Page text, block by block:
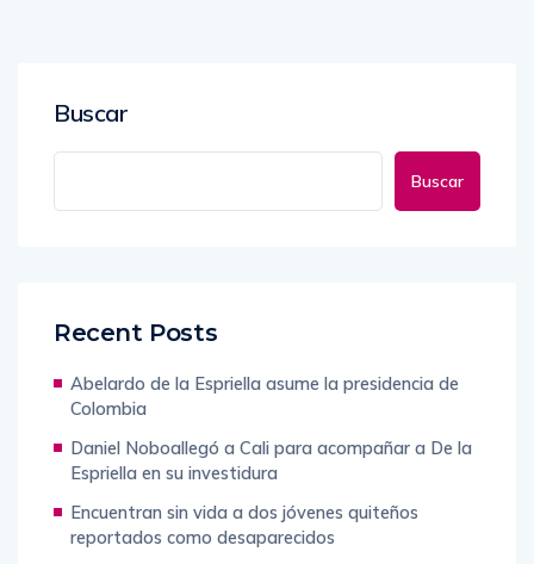
Buscar
Buscar
Recent Posts
Abelardo de la Espriella asume la presidencia de
Colombia
Daniel Noboallegó a Cali para acompañar a De la
Espriella en su investidura
Encuentran sin vida a dos jóvenes quiteños
reportados como desaparecidos